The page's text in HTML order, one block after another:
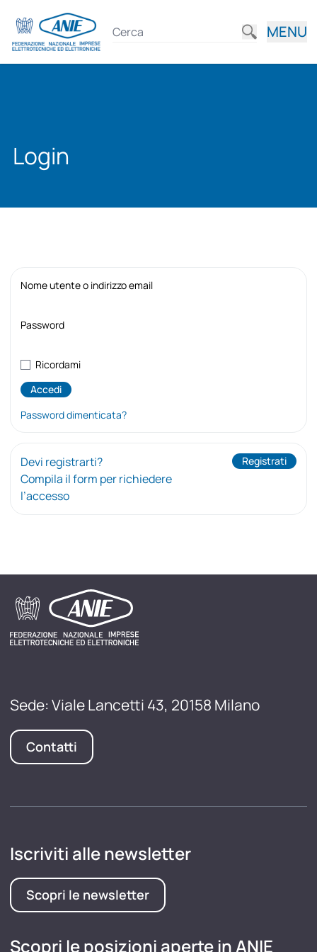
MENU
Login
Nome utente o indirizzo email
Password
Ricordami
Password dimenticata?
Devi registrarti?
Compila il form per richiedere
l’accesso
Registrati
Sede: Viale Lancetti 43, 20158 Milano
Contatti
Iscriviti alle newsletter
Scopri le newsletter
Scopri le posizioni aperte in ANIE